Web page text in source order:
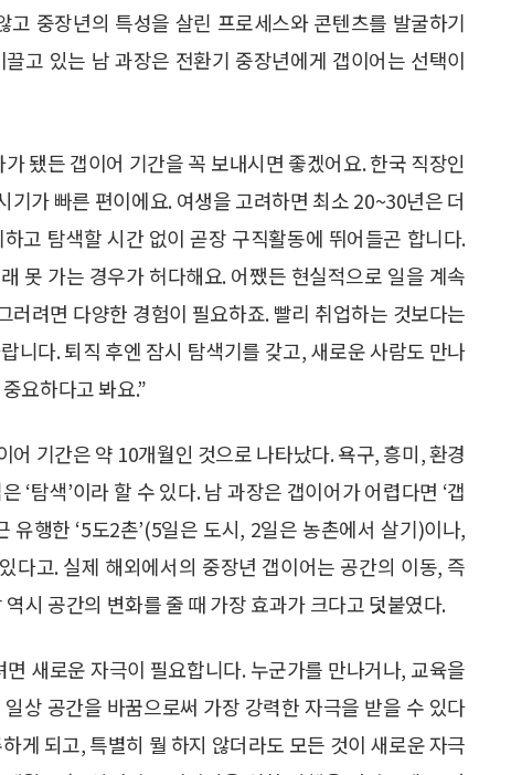
중장년의 특성을 살린 프로세스와 콘텐츠를 발굴하기
고 있는 남 과장은 전환기 중장년에게 갭이어는 선택이
됐든 갭이어 기간을 꼭 보내시면 좋겠어요. 한국 직장인
가 빠른 편이에요. 여생을 고려하면 최소 20~30년은 더
고 탐색할 시간 없이 곧장 구직활동에 뛰어들곤 합니다.
못 가는 경우가 허다해요. 어쨌든 현실적으로 일을 계속
러려면 다양한 경험이 필요하죠. 빨리 취업하는 것보다는
니다. 퇴직 후엔 잠시 탐색기를 갖고, 새로운 사람도 만나
요하다고 봐요.”
기간은 약 10개월인 것으로 나타났다. 욕구, 흥미, 환경
‘탐색’이라 할 수 있다. 남 과장은 갭이어가 어렵다면 ‘갭
행한 ‘5도2촌’(5일은 도시, 2일은 농촌에서 살기)이나,
다고. 실제 해외에서의 중장년 갭이어는 공간의 이동, 즉
시 공간의 변화를 줄 때 가장 효과가 크다고 덧붙였다.
새로운 자극이 필요합니다. 누군가를 만나거나, 교육을
상 공간을 바꿈으로써 가장 강력한 자극을 받을 수 있다
게 되고, 특별히 뭘 하지 않더라도 모든 것이 새로운 자극